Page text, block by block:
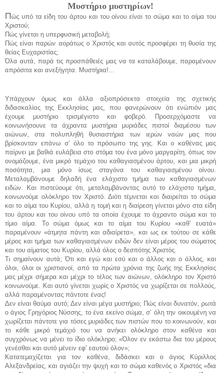
Μυστήριο μυστηρίων!
Πώς υπό τα είδη του άρτου και του οίνου είναι το σώμα και το αίμα του
Χριστού;
Πώς γίνεται η υπερφυσική μεταβολή;
Πώς είναι παρών αοράτως ο Χριστός και αυτός προσφέρει τη θυσία της
θείας Ευχαριστίας;
Όλα αυτά, παρά τις προσπάθειές μας να τα καταλάβουμε, παραμένουν
απρόσιτα και ανεξήγητα. Μυστήρια!...
Υπάρχουν όμως και άλλα αξιοπρόσεκτα στοιχεία της σχετικής
διδασκαλίας της Εκκλησίας μας, που φανερώνουν ότι ενώπιόν μας
έχουμε μυστήριο τρισμέγιστο και φοβερό. Προσερχόμαστε να
κοινωνήσουνε τα άχραντα μυστήρια μυριάδες πιστοί διαμέσου των
αιώνων, στα πολυπληθή θυσιαστήρια των ιερών ναών μας που
βρίσκονταν επάνω σ’ όλο το πρόσωπο της γης. Και ο καθένας μας
παίρνει με βαθιά ευλάβεια στο στόμα του ένα μόνο μαργαρίτη, όπως τον
ονομάζουμε, ένα μικρό τεμάχιο του καθαγιασμένου άρτου, και μια μικρή
ποσότητα, μια μόνο ίσως σταγόνα του καθαγιασμένου οίνου.
Μεταλαμβάνουμε δηλαδή ένα ελάχιστο τμήμα των καθαγιασμένων
ειδών. Και πιστεύουμε ότι, μεταλαμβάνοντας αυτό το ελάχιστο τμήμα,
κοινωνούμε ολόκληρο τον Χριστό. Διότι τέμνεται και διαιρείται το σώμα
και το αίμα του Κυρίου, αλλά η τομή και η διαίρεση γίνεται μόνο στα είδη
του άρτου και του οίνου υπό τα οποία έχουμε το άχραντο σώμα και το
τίμιο αίμα. Το σώμα όμως και το αίμα του Κυρίου «καθ’ ευατά»
παραμένουν «άτμητα πάντη και αδιαίρετα», και ως εκ τούτου σε κάθε
μέρος και τμήμα των καθαγιασμένων ειδών δεν είναι μέρος του σώματος
και του αίματος του Κυρίου, αλλά όλος ο δεσπότης Χριστός.
Τι σημαίνουν αυτά; Ότι και εγώ και εσύ και ο άλλος και ο άλλος, και
όλοι, όλοι οι χριστιανοί, από τα πρώτα χρόνια της ζωής της Εκκλησίας
μας μέχρι σήμερα και μέχρι το τέλος των αιώνων, ολόκληρο τον Χριστό
κοινωνούμε. Και αυτό γίνεται χωρίς ο Χριστός να χωρίζεται σε πολλούς,
αλλά παραμένοντας πάντοτε ένας!
Δεν είναι θαύμα αυτό; Δεν είναι μέγα μυστήριο; Πώς είναι δυνατόν, ρωτά
ο άγιος Γρηγόριος Νύσσης, το ένα εκείνο σώμα, σ’ όλη την οικουμένη να
χωρίζεται πάντοτε για τόσες μυριάδες των πιστών που το κοινωνούν, και
το κάθε μικρό τεμάχιό του να ανήκει ολόκληρο στον καθένα και
συγχρόνως να μένει το ίδιο ολόκληρο; «Όλον εν εκάστω δια του μέρους
γενέσθαι και αυτό μένειν εφ’ εαυτού όλον»;
Κατατεμαχίζεται για τον καθένα, διδάσκει και ο άγιος Κύριλλος
Αλεξανδρείας, και αγιάζει την ψυχή και το σώμα καθενός ο Χριστός «δια